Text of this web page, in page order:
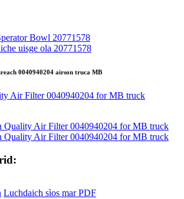
uisge ola 20771578
0040940204 airson truca MB
Luchdaich sìos mar PDF